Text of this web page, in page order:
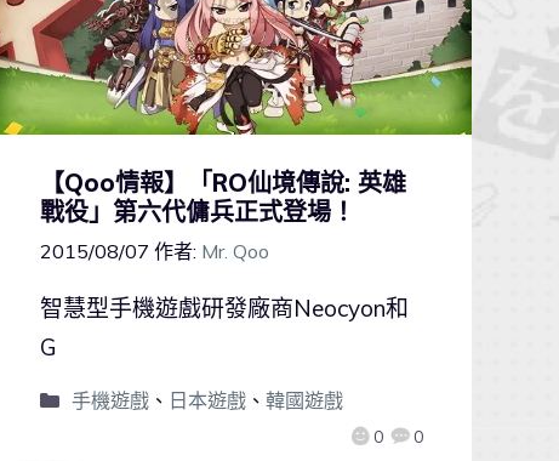
【Qoo情報】「RO仙境傳說: 英雄
戰役」第六代傭兵正式登場！
2015/08/07 作者: Mr. Qoo
0 0
智慧型手機遊戲研發廠商Neocyon和
G
手機遊戲、 日本遊戲、 韓國遊戲